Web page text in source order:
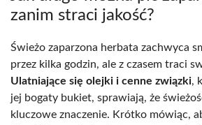
zanim straci jakość?
Świeżo zaparzona herbata zachwyca
przez kilka godzin, ale z czasem traci
Ulatniające się olejki i cenne związki,
jej bogaty bukiet, sprawiają, że
kluczowe znaczenie. Krótko mówiąc,